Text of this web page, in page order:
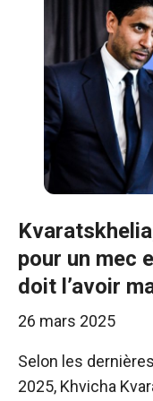
pour un mec
doit l’avoir
26 mars 2025
Selon les
2025, Khvicha